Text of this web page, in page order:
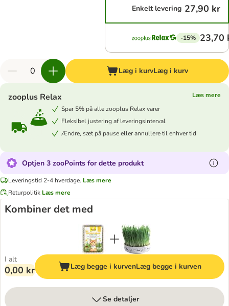
Enkelt levering 27,90 kr
-15% 23,70
Læg i kurvLæg i kurv
zooplus Relax
Læs mere
Spar 5% på alle zooplus Relax varer
Fleksibel justering af leveringsinterval
Ændre, sæt på pause eller annullere til enhver tid
Optjen 3 zooPoints for dette produkt
Leveringstid 2-4 hverdage. Læs mere
Returpolitik Læs mere
Kombiner det med
I alt
0,00 kr Læg begge i kurvenLæg begge i kurven
Se detaljer